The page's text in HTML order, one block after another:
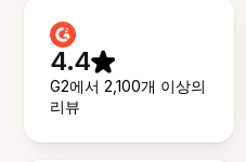
4.4
G2에서 2,100개 이상의
리뷰